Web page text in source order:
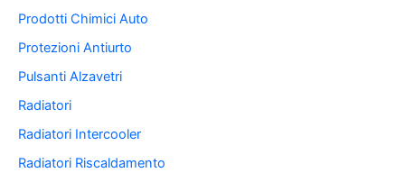
Prodotti Chimici Auto
Protezioni Antiurto
Pulsanti Alzavetri
Radiatori
Radiatori Intercooler
Radiatori Riscaldamento